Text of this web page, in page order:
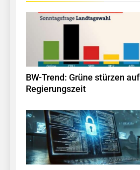
BW-Trend: Grüne stürzen
Regierungszeit